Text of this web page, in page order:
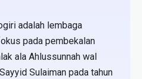
adalah lembaga
pada pembekalan
ala Ahlussunnah wal
Sulaiman pada tahun